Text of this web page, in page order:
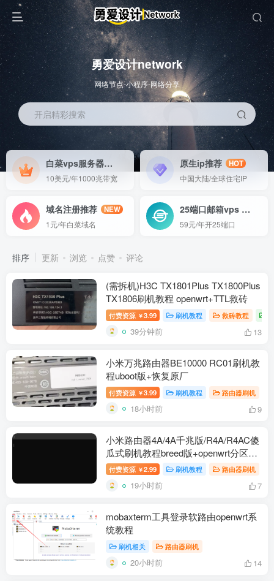
勇爱设计network
网络节点-小程序-网络分享
开启精彩搜索
白菜vps服务器HOT
10美元/年1000兆带宽
原生ip推荐
HOT
中国大陆/全球住宅IP
域名注册推荐
NEW
1元/年白菜域名
25端口邮箱vpsGO
59元/年开25端口
排序 更新 浏览 点赞 评论
(需拆机)H3C TX1801Plus TX1800Plus
TX1806刷机教程 openwrt+TTL救砖
付费资源 ￥3.99 刷机教程 救砖教程
39分钟前 13
小米万兆路由器BE10000 RC01刷机教
程uboot版+恢复原厂
付费资源 ￥3.99 刷机教程 路由器刷机
18小时前 9
小米路由器4A/4A千兆版/R4A/R4AC傻
瓜式刷机教程breed版+openwrt分区版
支持V1V2+恢复原厂教程
付费资源 ￥2.99 刷机教程 路由器刷机
19小时前 7
mobaxterm工具登录软路由openwrt系
统教程
刷机相关 路由器刷机
20小时前 14